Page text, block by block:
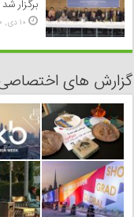
برگزار شد
۱۰ دی, ۱۴۰۰
گزارش های